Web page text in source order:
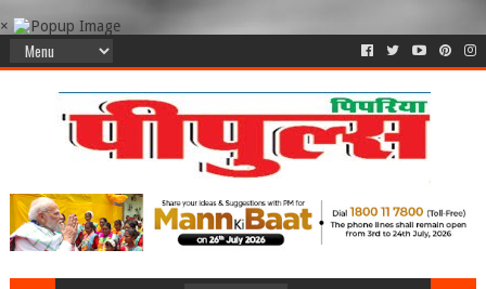
×